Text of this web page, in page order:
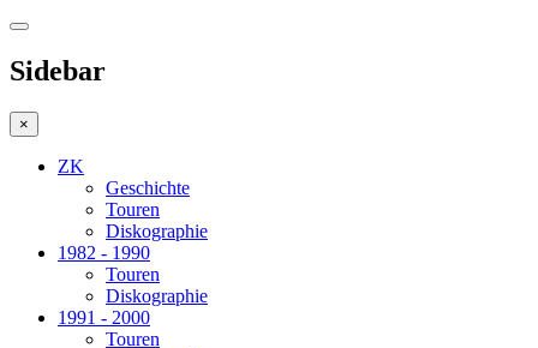
Sidebar
×
ZK
Geschichte
Touren
Diskographie
1982 - 1990
Touren
Diskographie
1991 - 2000
Touren